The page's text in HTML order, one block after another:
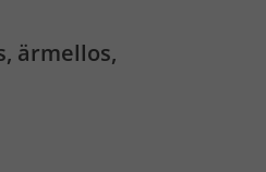
ärmellos,